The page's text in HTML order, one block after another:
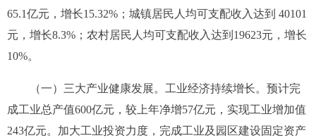
65.1亿元，增长15.32% ；城镇居民人均可支配收入达到 40101
元，增长8.3% ；农村居民人均可支配收入达到 19623元，增长
10%。
（一） 三大产业健康发展。 工业经济持续增长。预计完
成工业总产值600亿元，较上年净增57亿元，实现工业增加值
243亿元。加大工业投资力度，完成工业及园区建设固定资产